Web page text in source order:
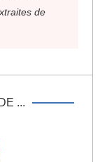
de
...